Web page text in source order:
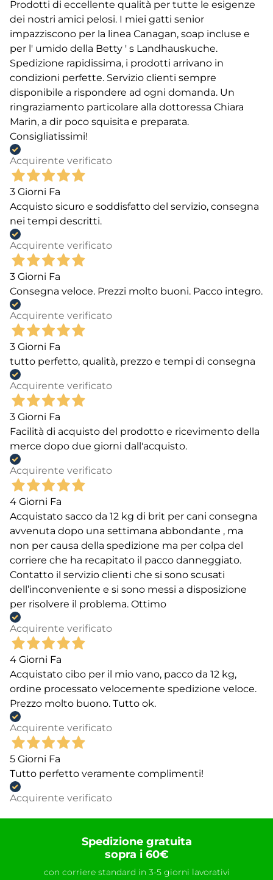
Prodotti di eccellente qualità per tutte le esigenze
dei nostri amici pelosi. I miei gatti senior
impazziscono per la linea Canagan, soap incluse e
per l' umido della Betty ' s Landhauskuche.
Spedizione rapidissima, i prodotti arrivano in
condizioni perfette. Servizio clienti sempre
disponibile a rispondere ad ogni domanda. Un
ringraziamento particolare alla dottoressa Chiara
Marin, a dir poco squisita e preparata.
Consigliatissimi!
Acquirente verificato
3 Giorni Fa
Acquisto sicuro e soddisfatto del servizio, consegna
nei tempi descritti.
Acquirente verificato
3 Giorni Fa
Consegna veloce. Prezzi molto buoni. Pacco integro.
Acquirente verificato
3 Giorni Fa
tutto perfetto, qualità, prezzo e tempi di consegna
Acquirente verificato
3 Giorni Fa
Facilità di acquisto del prodotto e ricevimento della
merce dopo due giorni dall'acquisto.
Acquirente verificato
4 Giorni Fa
Acquistato sacco da 12 kg di brit per cani consegna
avvenuta dopo una settimana abbondante , ma
non per causa della spedizione ma per colpa del
corriere che ha recapitato il pacco danneggiato.
Contatto il servizio clienti che si sono scusati
dell’inconveniente e si sono messi a disposizione
per risolvere il problema. Ottimo
Acquirente verificato
4 Giorni Fa
Acquistato cibo per il mio vano, pacco da 12 kg,
ordine processato velocemente spedizione veloce.
Prezzo molto buono. Tutto ok.
Acquirente verificato
5 Giorni Fa
Tutto perfetto veramente complimenti!
Acquirente verificato
Spedizione gratuita
sopra i 60€
con corriere standard in 3-5 giorni lavorativi